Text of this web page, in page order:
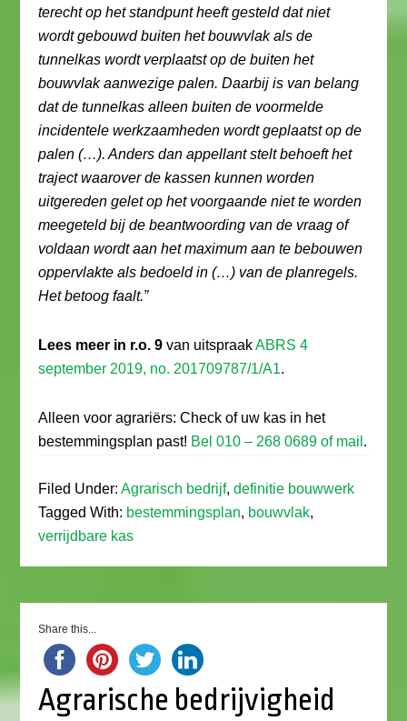
terecht op het standpunt heeft gesteld dat niet
wordt gebouwd buiten het bouwvlak als de
tunnelkas wordt verplaatst op de buiten het
bouwvlak aanwezige palen. Daarbij is van belang
dat de tunnelkas alleen buiten de voormelde
incidentele werkzaamheden wordt geplaatst op de
palen (…). Anders dan appellant stelt behoeft het
traject waarover de kassen kunnen worden
uitgereden gelet op het voorgaande niet te worden
meegeteld bij de beantwoording van de vraag of
voldaan wordt aan het maximum aan te bebouwen
oppervlakte als bedoeld in (…) van de planregels.
Het betoog faalt.”
Lees meer in r.o. 9 van uitspraakABRS 4
september 2019, no. 201709787/1/A1.
Alleen voor agrariërs: Check of uw kas in het
bestemmingsplan past! Bel 010 – 268 0689 of mail .
Filed Under:Agrarisch bedrijf,definitie bouwwerk
Tagged With: bestemmingsplan, bouwvlak,
verrijdbare kas
Share this...
Agrarische bedrijvigheid